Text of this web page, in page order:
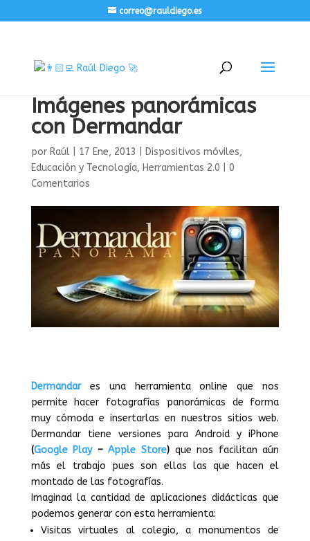
correo@rauldiego.es
Imágenes panorámicas
con Dermandar
por Raúl| 17 Ene, 2013 Dispositivos móviles,
Educación y Tecnología, Herramientas 2.0
0
Comentarios
Dermandar es una herramienta online que nos
permite hacer fotografías panorámicas de forma
muy cómoda e insertarlas en nuestros sitios web.
Dermandar tiene versiones para Android y iPhone
(Google Play–Apple Store) que nos facilitan aún
más el trabajo pues son ellas las que hacen el
montado de las fotografías.
Imaginad la cantidad de aplicaciones didácticas que
podemos generar con esta herramienta:
Visitas virtuales al colegio, a monumentos de